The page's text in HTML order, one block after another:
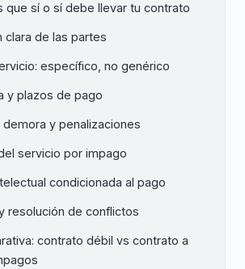
que sí o sí debe llevar tu contrato
clara de las partes
específico, no genérico
y plazos de pago
y penalizaciones
servicio por impago
condicionada al pago
resolución de conflictos
contrato débil vs contrato a